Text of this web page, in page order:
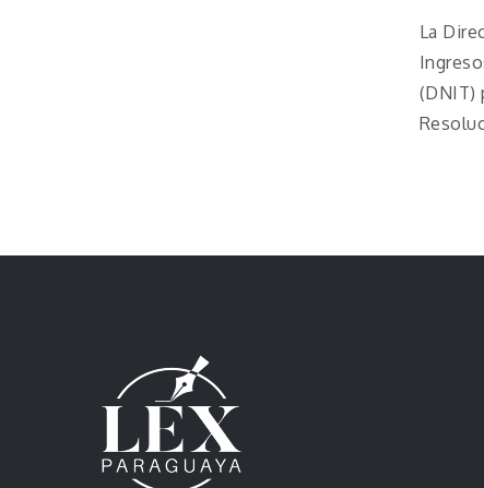
La
(DNIT)